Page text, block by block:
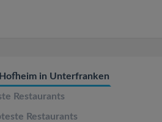
in Unterfranken
Restaurants
Restaurants